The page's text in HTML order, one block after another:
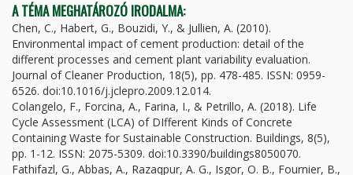
A TÉMA MEGHATÁROZÓ IRODALMA:
Chen, C., Habert, G., Bouzidi, Y., & Jullien, A. (2010).
Environmental impact of cement production: detail of the
different processes and cement plant variability evaluation.
Journal of Cleaner Production, 18(5), pp. 478-485. ISSN: 0959-
6526. doi:10.1016/j.jclepro.2009.12.014.
Colangelo, F., Forcina, A., Farina, I., & Petrillo, A. (2018). Life
Cycle Assessment (LCA) of DIfferent Kinds of Concrete
Containing Waste for Sustainable Construction. Buildings, 8(5),
pp. 1-12. ISSN: 2075-5309. doi:10.3390/buildings8050070.
Fathifazl, G., Abbas, A., Razaqpur, A. G., Isgor, O. B., Fournier, B.,